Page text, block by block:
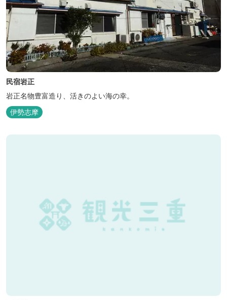
民宿岩正
岩正名物豊富造り、活きのよい海の幸。
伊勢志摩